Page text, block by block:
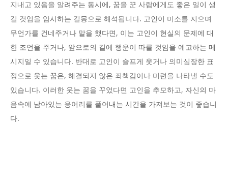
지내고 있음을 알려주는 동시에, 꿈을 꾼 사람에게도 좋은 일이 생
길 것임을 암시하는 길몽으로 해석됩니다. 고인이 미소를 지으며
무언가를 건네주거나 말을 했다면, 이는 고인이 현실의 문제에 대
한 조언을 주거나, 앞으로의 길에 행운이 따를 것임을 예고하는 메
시지일 수 있습니다. 반대로 고인이 슬프게 웃거나 의미심장한 표
정으로 웃는 꿈은, 해결되지 않은 죄책감이나 미련을 나타낼 수도
있습니다. 이러한 웃는 꿈을 꾸었다면 고인을 추모하고, 자신의 마
음속에 남아있는 응어리를 풀어내는 시간을 가져보는 것이 좋습니
다.